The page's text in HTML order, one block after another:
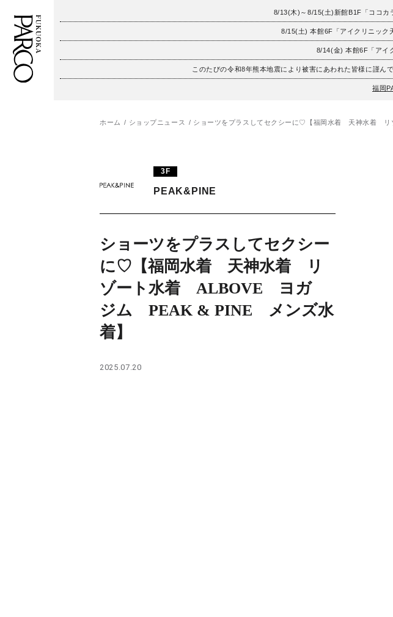
8/13(木)～8/15(土)新館B1F「ココカ
8/15(土) 本館6F「アイクリニック
8/14(金) 本館6F「アイ
このたびの令和8年熊本地震により被害にあわれた皆様に謹ん
福岡
施設案内・アクセス
TAX FREE
PARCOメンバーズ
ホーム ショップニュース ショーツをプラスしてセクシーに♡【福岡水着 天神水着
3F
PEAK&PINE
ショーツをプラスしてセクシー
に♡【福岡水着 天神水着 リ
ゾート水着 ALBOVE ヨガ
ジム PEAK & PINE メンズ水
着】
2025.07.20